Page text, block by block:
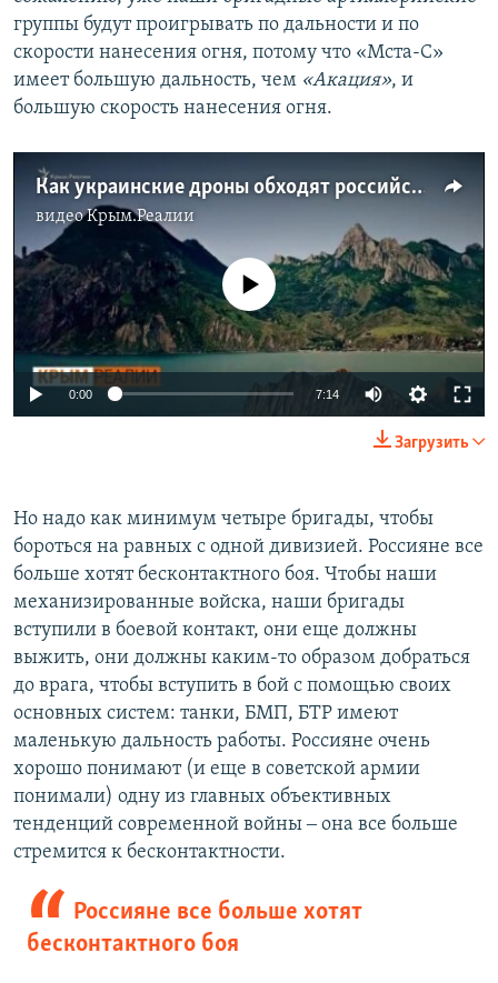
группы будут проигрывать по дальности и по
скорости нанесения огня, потому что «Мста-С»
имеет большую дальность, чем «Акация», и
большую скорость нанесения огня.
Как украинские дроны обходят российскую ПВО | Крым.Реалии ТВ (видео)
видеоКрым.Реалии
No media source currently available
0:00 7:14
Загрузить
Но надо как минимум четыре бригады, чтобы
бороться на равных с одной дивизией. Россияне все
больше хотят бесконтактного боя. Чтобы наши
механизированные войска, наши бригады
вступили в боевой контакт, они еще должны
выжить, они должны каким-то образом добраться
до врага, чтобы вступить в бой с помощью своих
основных систем: танки, БМП, БТР имеют
маленькую дальность работы. Россияне очень
хорошо понимают (и еще в советской армии
понимали) одну из главных объективных
тенденций современной войны ‒ она все больше
стремится к бесконтактности.
Россияне все больше хотят
бесконтактного боя